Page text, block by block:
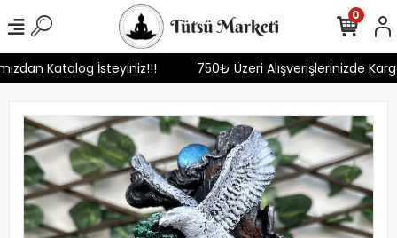
Katalog İsteyiniz!!! 750₺ Üzeri Alışverişlerinizde
0